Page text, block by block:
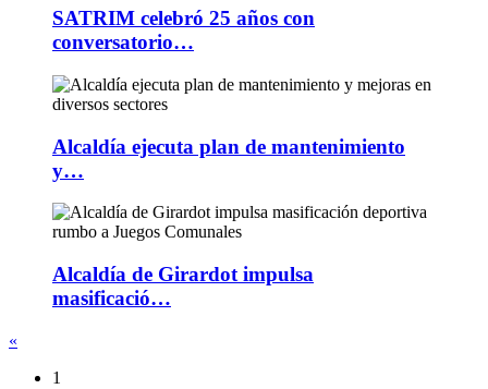
SATRIM celebró 25 años con
conversatorio…
Alcaldía ejecuta plan de mantenimiento
y…
Alcaldía de Girardot impulsa
masificació…
«
1